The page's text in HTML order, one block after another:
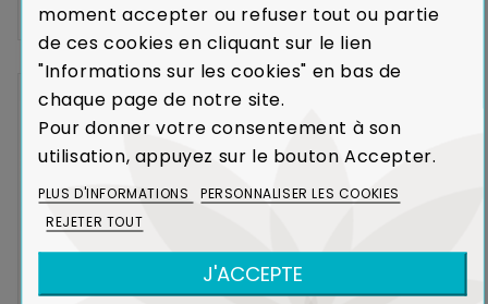
semaines
141,75 € 189,00 €
moment accepter ou refuser tout ou partie
de ces cookies en cliquant sur le lien
"Informations sur les cookies" en bas de
chaque page de notre site.
Pour donner votre consentement à son
utilisation, appuyez sur le bouton Accepter.
PLUS D'INFORMATIONS
PERSONNALISER LES COOKIES
REJETER TOUT
J'ACCEPTE